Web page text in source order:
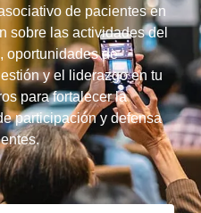
de pacientes en
sobre las actividades del
oportunidades de
y el liderazgo en tu
para fortalecer la
participación y defensa